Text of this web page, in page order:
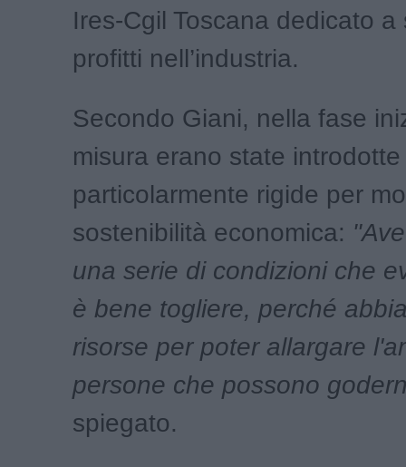
Ires-Cgil Toscana dedicato a
profitti nell’industria.
Secondo Giani, nella fase
misura erano state
particolarmente rigide per
sostenibilità economica:
una serie di condizioni che
è bene togliere, perché
risorse per poter allargare
persone che possono
spiegato.